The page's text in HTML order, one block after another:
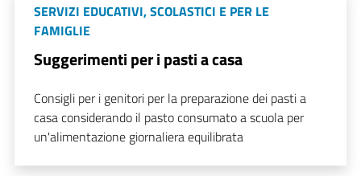
SERVIZI EDUCATIVI, SCOLASTICI E PER LE
FAMIGLIE
Suggerimenti per i pasti a casa
Consigli per i genitori per la preparazione dei pasti a
casa considerando il pasto consumato a scuola per
un'alimentazione giornaliera equilibrata